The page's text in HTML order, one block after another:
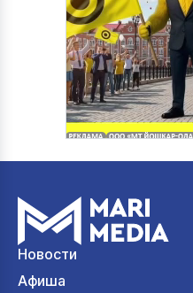
Новости
Афиша